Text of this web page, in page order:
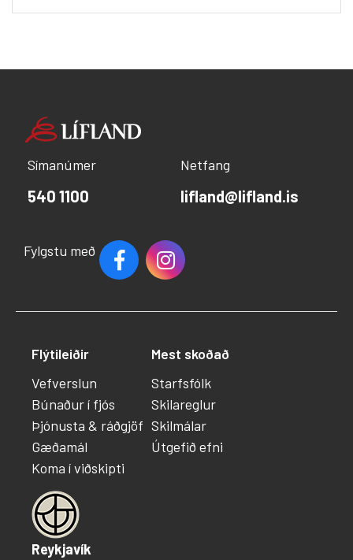
Símanúmer
540 1100
Netfang
lifland@lifland.is
Fylgstu með
Reykjavík
Flýtileiðir
Vefverslun
Búnaður í fjós
Þjónusta & ráðgjöf
Gæðamál
Koma í viðskipti
Mest skoðað
Starfsfólk
Skilareglur
Skilmálar
Útgefið efni